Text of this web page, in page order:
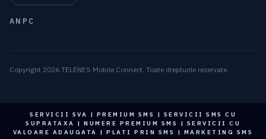
ANPC
Copyright 2026 TELENES Mobile Connect. Toate drepturile rezervate.
SERVICII SVA | PREMIUM SMS | SERVICII SMS CU
SUPRATAXA | NUMERE PREMIUM SMS | SERVICII CU
VALOARE ADAUGATA | PLATI PRIN SMS | MARKETING SMS